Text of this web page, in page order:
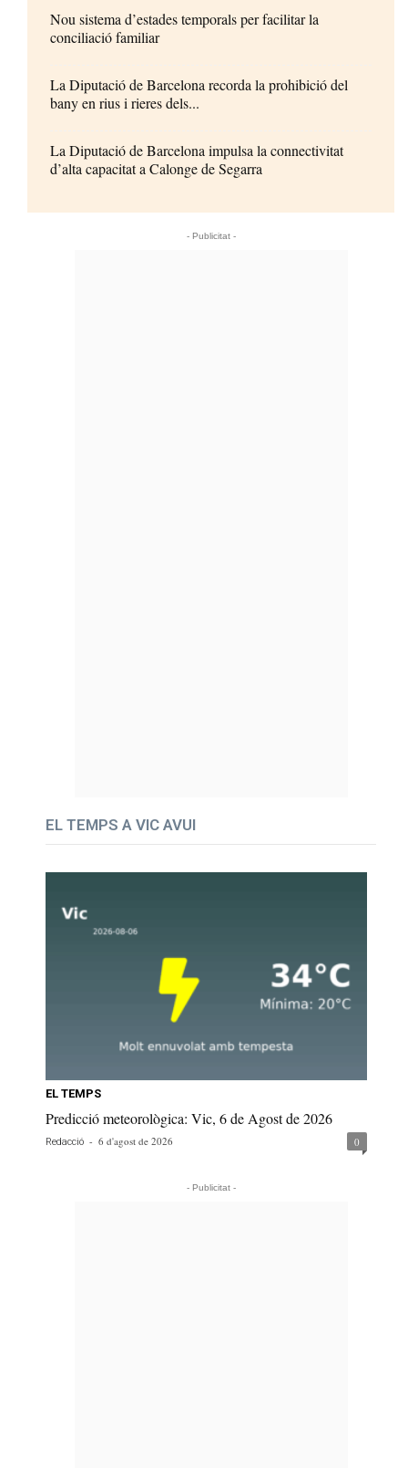
Nou sistema d’estades temporals per facilitar la
conciliació familiar
La Diputació de Barcelona recorda la prohibició del
bany en rius i rieres dels...
La Diputació de Barcelona impulsa la connectivitat
d’alta capacitat a Calonge de Segarra
- Publicitat -
EL TEMPS A VIC AVUI
EL TEMPS
Predicció meteorològica: Vic, 6 de Agost de 2026
Redacció - 6 d'agost de 2026 0
- Publicitat -